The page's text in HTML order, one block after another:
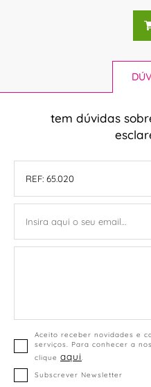
tem dúvidas
Aceito receber novidades e
serviços. Para conhecer a
clique aqui.
Subscrever Newsletter